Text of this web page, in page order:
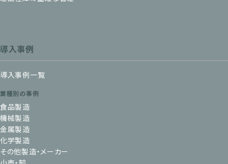
導入事例
導入事例一覧
業種別の事例
食品製造
機械製造
金属製造
化学製造
その他製造・メーカー